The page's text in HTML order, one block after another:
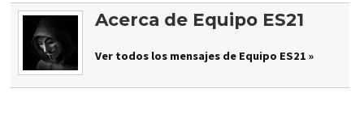
Acerca de Equipo ES21
Ver todos los mensajes de Equipo ES21 »